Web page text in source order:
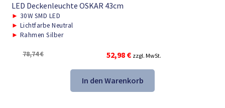
LED Deckenleuchte OSKAR 43cm
► 30W SMD LED
► Lichtfarbe Neutral
► Rahmen Silber
78,74€
Ursprünglicher
Preis
war:
78,74 €
52,98 €Aktueller
Preis
ist:
52,98 €.
zzgl. MwSt.
In den Warenkorb